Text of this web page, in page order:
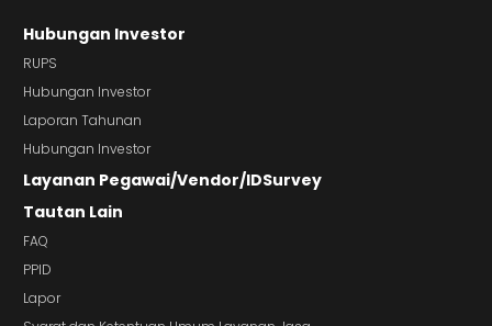
Hubungan Investor
RUPS
Hubungan Investor
Laporan Tahunan
Hubungan Investor
Layanan Pegawai/Vendor/IDSurvey
Tautan Lain
FAQ
PPID
Lapor